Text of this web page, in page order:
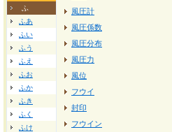
ふ
ふあ
ふい
ふう
ふえ
ふお
ふか
ふき
ふく
ふけ
風圧計
風圧係数
風圧分布
風圧力
風位
フウイ
封印
フウイン